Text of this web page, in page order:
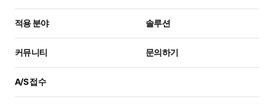
적용 분야 솔루션
커뮤니티 문의하기
A/S 접수